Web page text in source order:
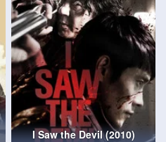
I Saw the Devil (2010)